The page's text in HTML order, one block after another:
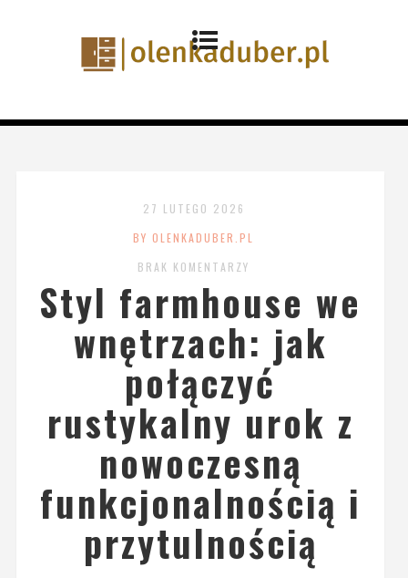
27 LUTEGO 2026
BY OLENKADUBER.PL
BRAK KOMENTARZY
Styl farmhouse we
wnętrzach: jak
połączyć
rustykalny urok z
nowoczesną
funkcjonalnością i
przytulnością